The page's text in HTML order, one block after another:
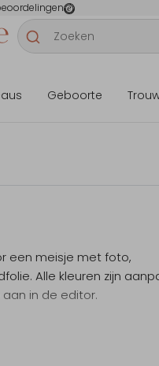
Geboorte
een meisje met foto,
Alle kleuren zijn
in de editor.
verzendtijd: voor